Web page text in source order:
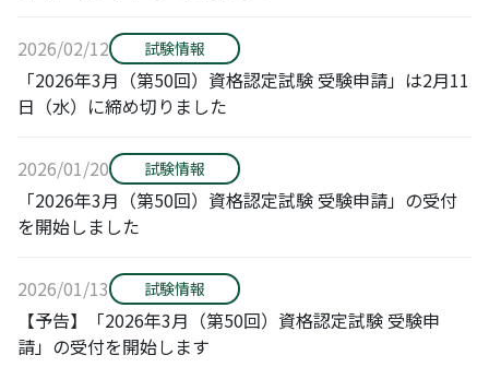
2026/02/12 試験情報
「2026年3月（第50回）資格認定試験 受験申請」は2月11
日（水）に締め切りました
2026/01/20 試験情報
「2026年3月（第50回）資格認定試験 受験申請」の受付
を開始しました
2026/01/13 試験情報
【予告】「2026年3月（第50回）資格認定試験 受験申
請」の受付を開始します